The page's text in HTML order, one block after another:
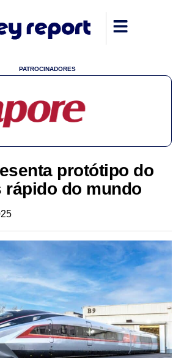
PATROCINADORES
protótipo do
rápido do mundo